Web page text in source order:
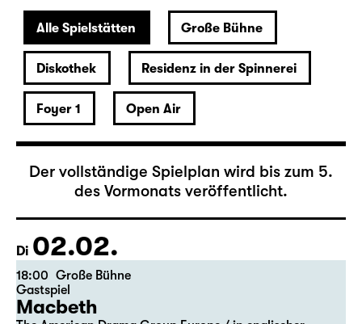
15:00 Große Bühne
Das Vermächtnis
(The Inheritance)
von Matthew Lopez
aus dem Amerikanischen von Hannes Becker
Regie: Enrico Lübbe
Karten
Februar 2027
Der vollständige Spielplan wird bis zum 5.
des Vormonats veröffentlicht.
Di 02.02.